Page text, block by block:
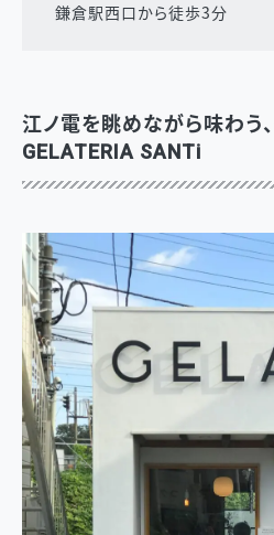
鎌倉駅西口から徒歩3分
江ノ電を眺めながら味わう
GELATERIA SANTi